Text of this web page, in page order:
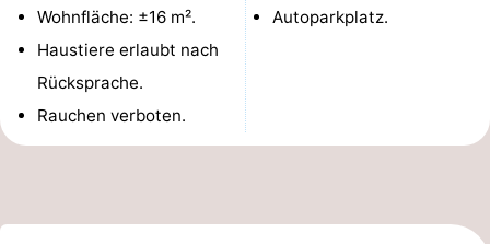
tun
Museen
-
Aussichtspunkte
Attraktionen
Wohnfläche: ±16 m².
Haustiere erlaubt nach
Rücksprache.
Rauchen verboten.
Autoparkplatz.